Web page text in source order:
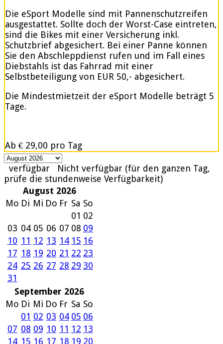
Die eSport Modelle sind mit Pannenschutzreifen
ausgestattet. Sollte doch der Worst-Case eintreten,
sind die Bikes mit einer Versicherung inkl.
Schutzbrief abgesichert. Bei einer Panne können
Sie den Abschleppdienst rufen und im Fall eines
Diebstahls ist das Fahrrad mit einer
Selbstbeteiligung von EUR 50,- abgesichert.
Die Mindestmietzeit der eSport Modelle beträgt 5
Tage.
Ab € 29,00 pro Tag
verfügbar
Nicht verfügbar (für den ganzen Tag,
prüfe die stundenweise Verfügbarkeit)
August 2026
Mo Di Mi Do Fr Sa So
01 02
03 04 05 06 07 08 09
10 11 12 13 14 15 16
17 18 19 20 21 22 23
24 25 26 27 28 29 30
31
September 2026
Mo Di Mi Do Fr Sa So
01 02 03 04 05 06
07 08 09 10 11 12 13
14 15 16 17 18 19 20